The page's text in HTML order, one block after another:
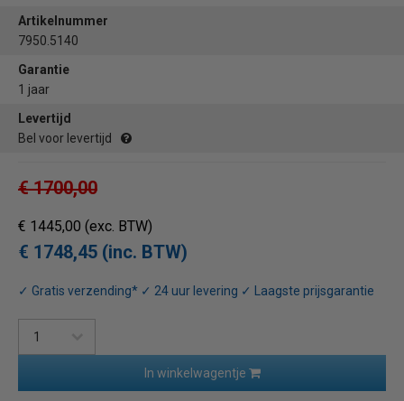
Artikelnummer
7950.5140
Garantie
1 jaar
Levertijd
Bel voor levertijd
€ 1700,00
€ 1445,00 (exc. BTW)
€ 1748,45 (inc. BTW)
✓ Gratis verzending* ✓ 24 uur levering ✓ Laagste prijsgarantie
In winkelwagentje